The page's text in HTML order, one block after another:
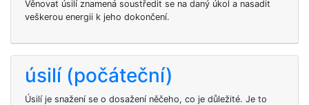
Věnovat úsilí znamená soustředit se na daný úkol a nasadit
veškerou energii k jeho dokončení.
úsilí (počáteční)
Úsilí je snažení se o dosažení něčeho, co je důležité. Je to